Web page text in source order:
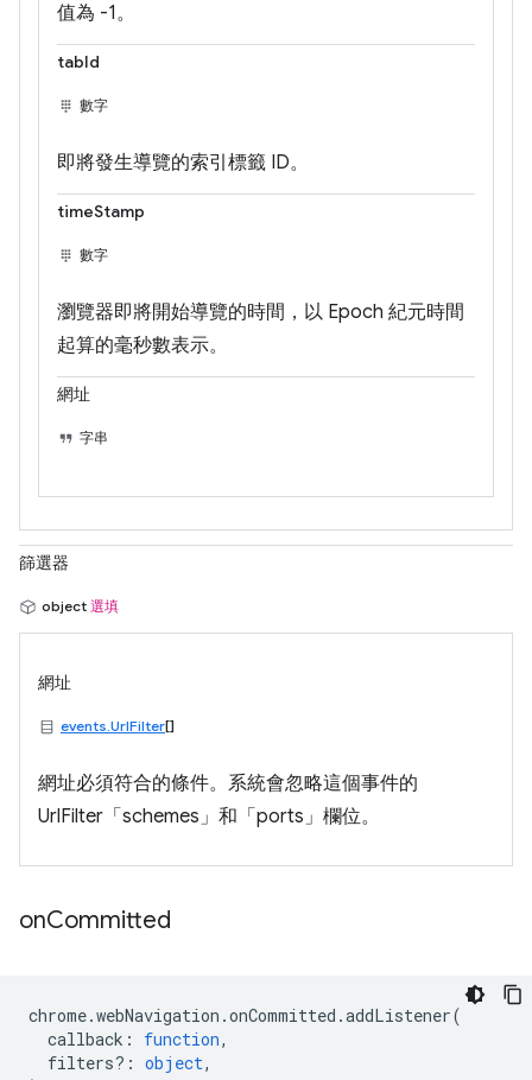
值為 -1。
tabId
數字
即將發生導覽的索引標籤 ID。
timeStamp
數字
瀏覽器即將開始導覽的時間，以 Epoch 紀元時間
起算的毫秒數表示。
網址
字串
篩選器
object 選填
網址
events.UrlFilter[]
網址必須符合的條件。系統會忽略這個事件的
UrlFilter「schemes」和「ports」欄位。
onCommitted
chrome.webNavigation .onCommitted .addListener(
callback : function,
filters? : object,